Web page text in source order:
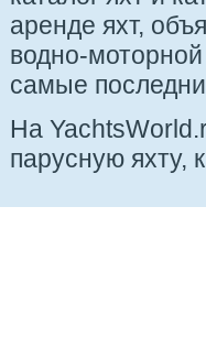
аренде яхт,
водно-
самые
На
парусную яхту,